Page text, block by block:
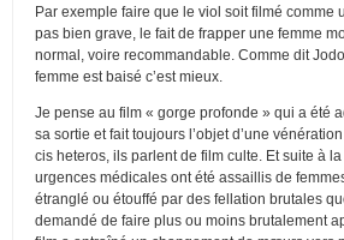
Par exemple faire que le viol soit filmé comme
pas bien grave, le fait de frapper une femme
normal, voire recommandable. Comme dit
femme est baisé c’est mieux.
Je pense au film « gorge profonde » qui a été
sa sortie et fait toujours l’objet d’une
cis heteros, ils parlent de film culte. Et suite à
urgences médicales ont été assaillis de
étranglé ou étouffé par des fellation brutales
demandé de faire plus ou moins brutalement